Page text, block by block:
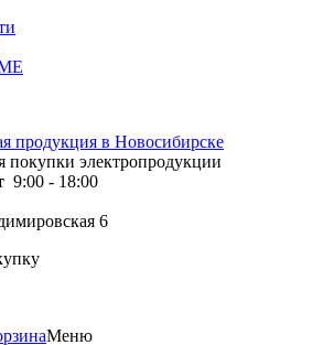
электропродукции
9:00 - 18:00
6
Меню